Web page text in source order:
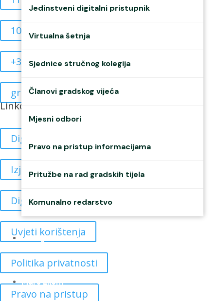
Jedinstveni digitalni pristupnik
Virtualna šetnja
Sjednice stručnog kolegija
Članovi gradskog vijeća
Mjesni odbori
Pravo na pristup informacijama
Pritužbe na rad gradskih tijela
Komunalno redarstvo
Udruge i klubovi
Murs Ekom
10835908515
+385 40 370 771
grad@mursko-sredisce.hr
Linkovi
Digitalne sjednice
Izjava o pristupačnosti
Digitalna pristupačnost
Uvjeti korištenja
Politika privatnosti
Pravo na pristup